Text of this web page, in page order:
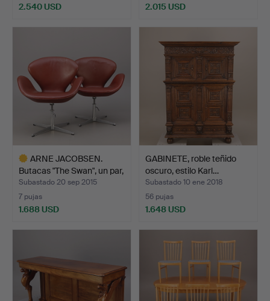
2.540 USD
2.015 USD
ARNE JACOBSEN.
Butacas "The Swan", un par,
…
Subastado 20 sep 2015
7 pujas
1.688 USD
GABINETE, roble teñido
oscuro, estilo Karl…
Subastado 10 ene 2018
56 pujas
1.648 USD